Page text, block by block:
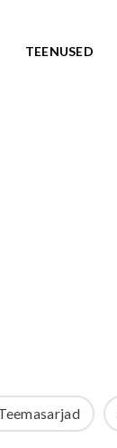
TEENUSED
TO WILDLIFE
teemasari